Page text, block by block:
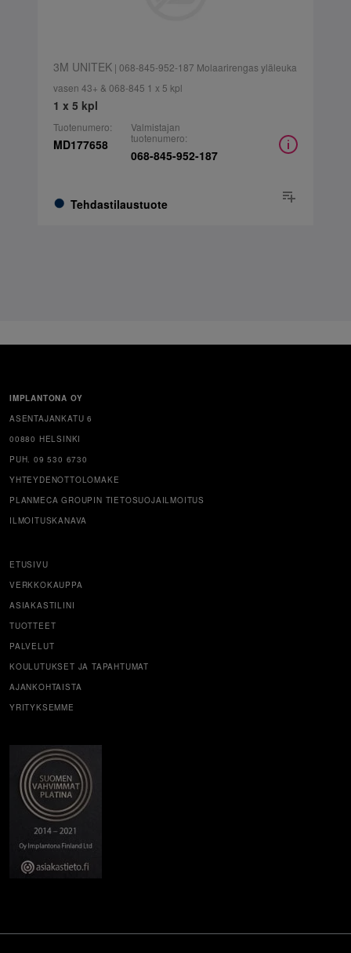
3M UNITEK| 068-845-952-187 Molaarirengas yläleuka
vasen 43+ & 068-845 1 x 5 kpl
1 x 5 kpl
Tuotenumero:
MD177658
Tehdastilaustuote
Valmistajan
tuotenumero:
068-845-952-187
IMPLANTONA OY
ASENTAJANKATU 6
00880 HELSINKI
PUH. 09 530 6730
YHTEYDENOTTOLOMAKE
PLANMECA GROUPIN TIETOSUOJAILMOITUS
ILMOITUSKANAVA
ETUSIVU
VERKKOKAUPPA
ASIAKASTILINI
TUOTTEET
PALVELUT
KOULUTUKSET JA TAPAHTUMAT
AJANKOHTAISTA
YRITYKSEMME